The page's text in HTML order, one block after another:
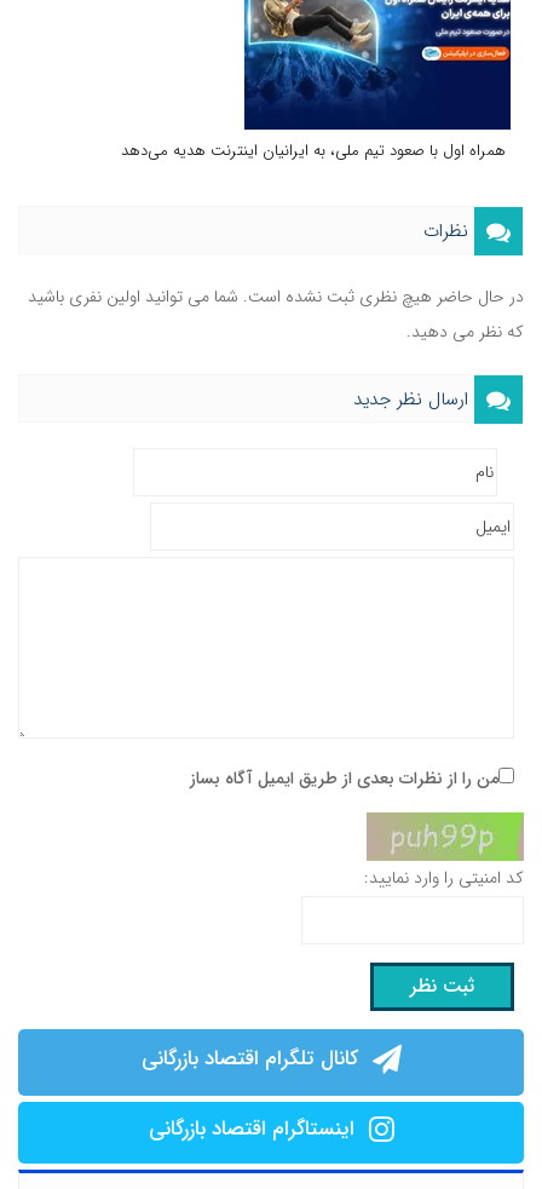
همراه اول با صعود تیم ملی، به ایرانیان اینترنت هدیه می‌دهد
نظرات
در حال حاضر هیچ نظری ثبت نشده است. شما می توانید اولین نفری باشید
که نظر می دهید.
ارسال نظر جدید
من را از نظرات بعدی از طریق ایمیل آگاه بساز
کد امنیتی را وارد نمایید:
کانال تلگرام اقتصاد بازرگانی
اینستاگرام اقتصاد بازرگانی